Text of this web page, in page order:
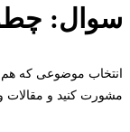
سوال:
انتخاب موضوعی که هم
مشورت کنید و مقالات و